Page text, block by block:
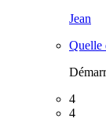
Jean
Quelle
4
4